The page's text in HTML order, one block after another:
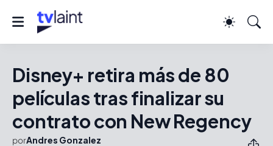
Disney+ retira más de 80
películas tras finalizar su
contrato con New Regency
porAndres Gonzalez